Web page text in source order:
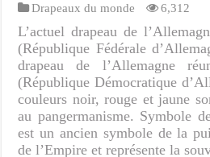
Drapeaux du monde 6,312
L’actuel drapeau de
(République Fédérale
drapeau de l’Allemagne
(République Démocratique
couleurs noir, rouge et jaune
au pangermanisme. Symbole
est un ancien symbole de la
de l’Empire et représente la